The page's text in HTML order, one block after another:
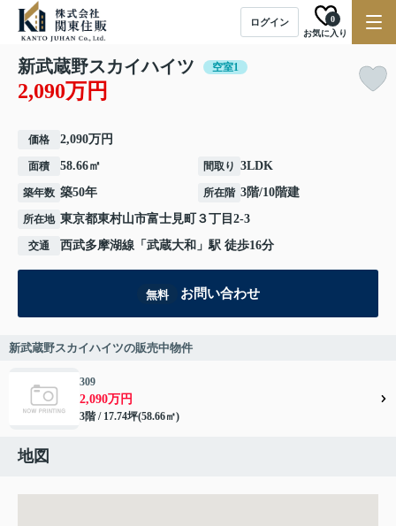
ログイン
お気に入り
0
新武蔵野スカイハイツ 空室1
2,090万円
価格 2,090万円
面積 58.66㎡ 間取り 3LDK
築年数 築50年 所在階 3階/10階建
所在地 東京都東村山市富士見町 ３丁目2-3
交通 西武多摩湖線 「 武蔵大和 」駅 徒歩16分
無料 お問い合わせ
新武蔵野スカイハイツの販売中物件
309
2,090万円
3階 / 17.74坪(58.66㎡)
地図